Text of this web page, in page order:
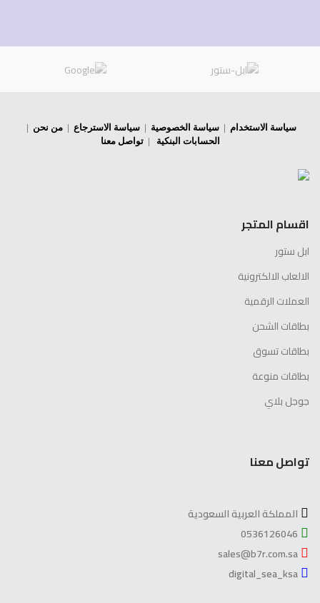
سياسة الاستخدام |سياسة الخصوصية |سياسة الاسترجاع |من نحن |
الحسابات البنكية |تواصل معنا
اقسام المتجر
ابل ستور
الالعاب الالكترونية
العملات الرقمية
بطاقات الشحن
بطاقات تسوق
بطاقات منوعة
جوجل بلاي
تواصل معنا
المملكة العربية السعودية
0536126046
sales@b7r.com.sa
digital_sea_ksa